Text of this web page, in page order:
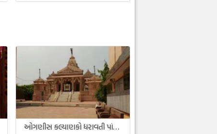
ઓગણીસ કલ્યાણકો ધરાવતી પાંચ તીર્થંકરોની પરમ પાવન જન્મભૂમિ – અયોધ્યા (Ayodhya)